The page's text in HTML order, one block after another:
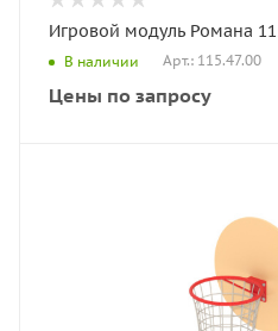
Игровой модуль Романа
В наличии Арт.: 115.47.00
Цены по запросу